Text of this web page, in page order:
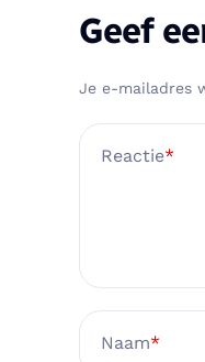
Geef
Je e-mailadres
Reactie*
Naam*